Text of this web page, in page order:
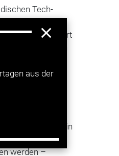
aus der
Tech-
zur
Lkw. Analysiert
Lieferungen
von
zeigt sich ein
der
werden –